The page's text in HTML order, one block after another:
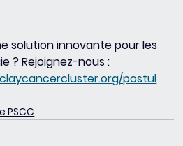
solution innovante pour les
? Rejoignez-nous :
postul
PSCC